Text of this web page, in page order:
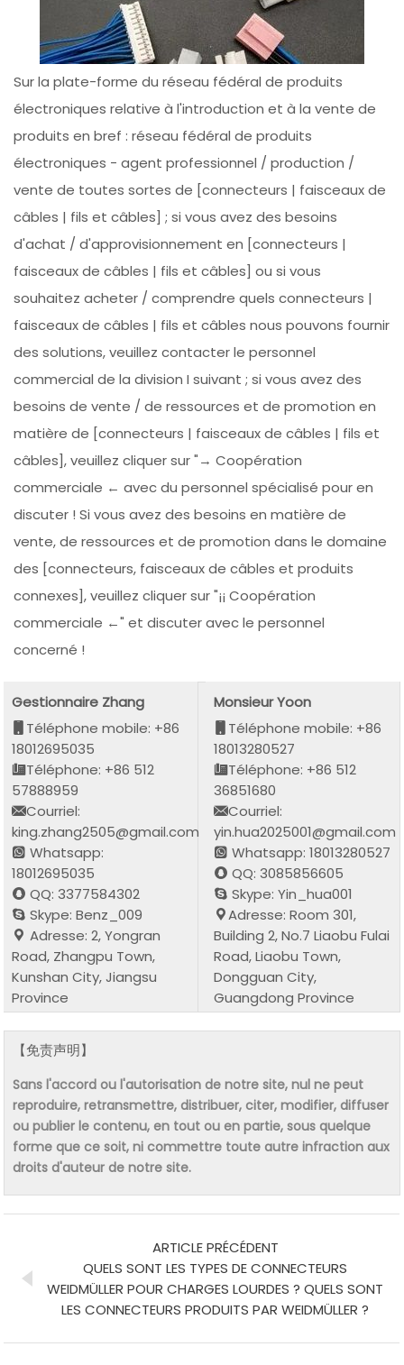
Sur la plate-forme du réseau fédéral de produits
électroniques relative à l'introduction et à la vente de
produits en bref : réseau fédéral de produits
électroniques - agent professionnel / production /
vente de toutes sortes de [connecteurs | faisceaux de
câbles | fils et câbles] ; si vous avez des besoins
d'achat / d'approvisionnement en [connecteurs |
faisceaux de câbles | fils et câbles] ou si vous
souhaitez acheter / comprendre quels connecteurs |
faisceaux de câbles | fils et câbles nous pouvons fournir
des solutions, veuillez contacter le personnel
commercial de la division I suivant ; si vous avez des
besoins de vente / de ressources et de promotion en
matière de [connecteurs | faisceaux de câbles | fils et
câbles], veuillez cliquer sur "→ Coopération
commerciale ← avec du personnel spécialisé pour en
discuter ! Si vous avez des besoins en matière de
vente, de ressources et de promotion dans le domaine
des [connecteurs, faisceaux de câbles et produits
connexes], veuillez cliquer sur "¡¡ Coopération
commerciale ←" et discuter avec le personnel
concerné !
Gestionnaire Zhang
Téléphone mobile: +86
18012695035
Téléphone: +86 512
57888959
Courriel:
king.zhang2505@gmail.com
Whatsapp:
18012695035
QQ: 3377584302
Skype: Benz_009
Adresse: 2, Yongran
Road, Zhangpu Town,
Kunshan City, Jiangsu
Province
Monsieur Yoon
Téléphone mobile: +86
18013280527
Téléphone: +86 512
36851680
Courriel:
yin.hua2025001@gmail.com
Whatsapp: 18013280527
QQ: 3085856605
Skype: Yin_hua001
Adresse: Room 301,
Building 2, No.7 Liaobu Fulai
Road, Liaobu Town,
Dongguan City,
Guangdong Province
【免责声明】
Sans l'accord ou l'autorisation de notre site, nul ne peut
reproduire, retransmettre, distribuer, citer, modifier, diffuser
ou publier le contenu, en tout ou en partie, sous quelque
forme que ce soit, ni commettre toute autre infraction aux
droits d'auteur de notre site.
ARTICLE PRÉCÉDENT
QUELS SONT LES TYPES DE CONNECTEURS
WEIDMÜLLER POUR CHARGES LOURDES ? QUELS SONT
LES CONNECTEURS PRODUITS PAR WEIDMÜLLER ?